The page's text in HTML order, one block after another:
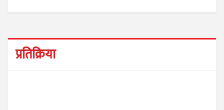
प्रतिक्रिया